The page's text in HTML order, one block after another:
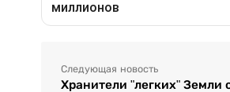
Следующая новость
Хранители "легких" Земли